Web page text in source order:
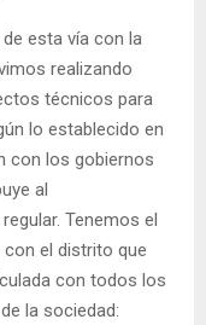
esta vía con la
realizando
técnicos para
lo establecido en
con los gobiernos
al
Tenemos el
el distrito que
con todos los
la sociedad: